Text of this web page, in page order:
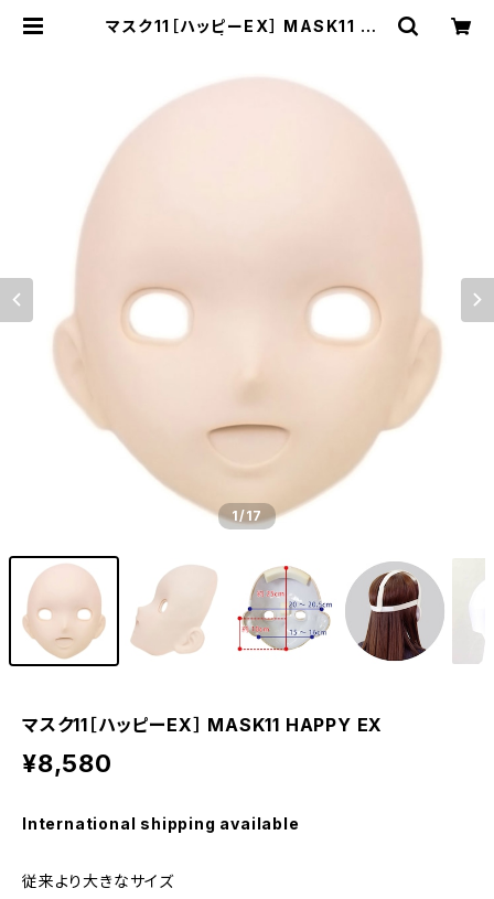
マスク11［ハッピーEX］ MASK11 HA
1/17
マスク11［ハッピーEX］ MASK11 HAPPY EX
¥8,580
International shipping available
従来より大きなサイズ